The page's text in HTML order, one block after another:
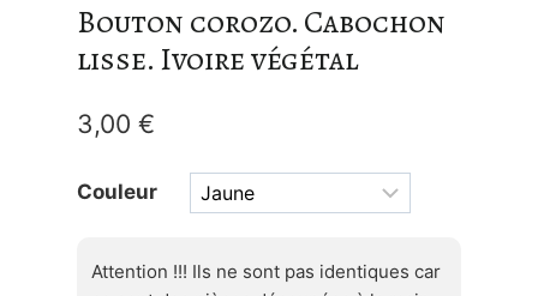
Bouton corozo. Cabochon
lisse. Ivoire végétal
3,00 €
Couleur
Attention !!! Ils ne sont pas identiques car